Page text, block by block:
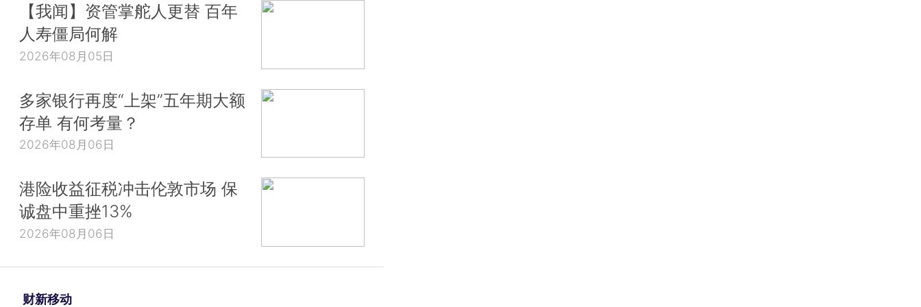
【我闻】资管掌舵人更替 百年
人寿僵局何解
2026年08月05日
多家银行再度“上架”五年期大额
存单 有何考量？
2026年08月06日
港险收益征税冲击伦敦市场 保
诚盘中重挫13%
2026年08月06日
财新移动